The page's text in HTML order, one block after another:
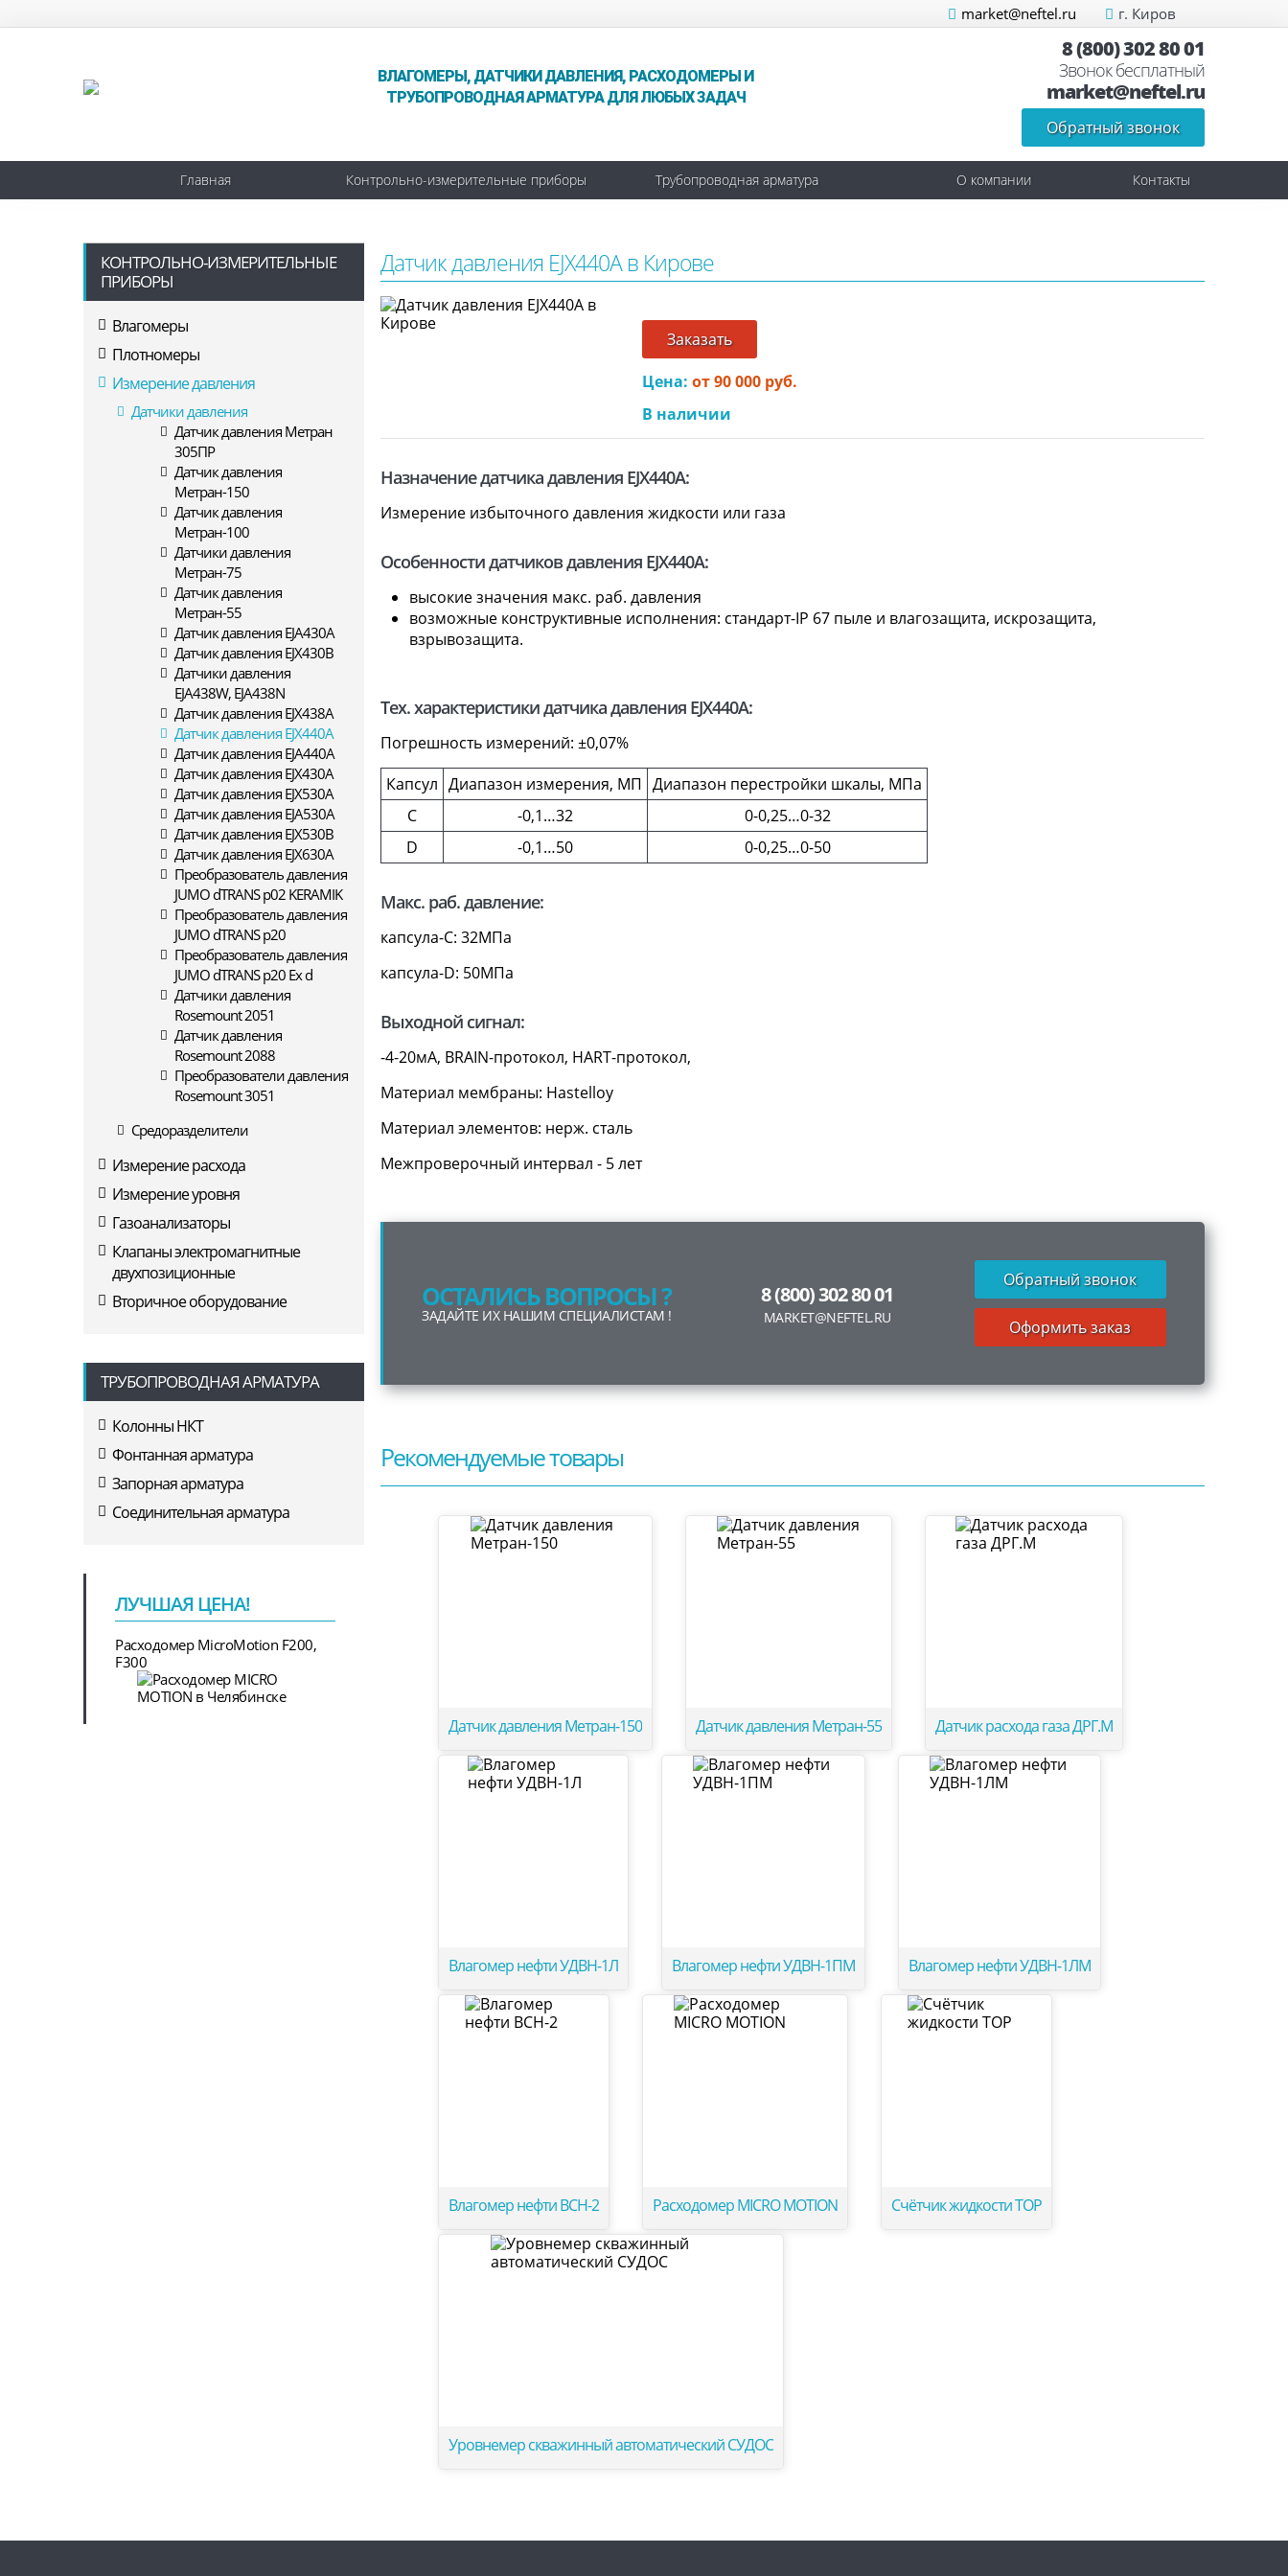
market@neftel.ru г. Киров
ВЛАГОМЕРЫ, ДАТЧИКИ ДАВЛЕНИЯ, РАСХОДОМЕРЫ И
ТРУБОПРОВОДНАЯ АРМАТУРА ДЛЯ ЛЮБЫХ ЗАДАЧ
8 (800) 302 80 01
Звонок бесплатный
market@neftel.ru
Обратный звонок
Главная Контрольно-измерительные приборы Трубопроводная арматура О компании Контакты
КОНТРОЛЬНО-ИЗМЕРИТЕЛЬНЫЕ
ПРИБОРЫ
Влагомеры
Плотномеры
Измерение давления
Датчики давления
Датчик давления Метран
305ПР
Датчик давления
Метран-150
Датчик давления
Метран-100
Датчики давления
Метран-75
Датчик давления
Метран-55
Датчик давления EJA430A
Датчик давления EJX430B
Датчики давления
EJA438W, EJA438N
Датчик давления EJX438A
Датчик давления EJX440A
Датчик давления EJA440A
Датчик давления EJX430A
Датчик давления EJX530A
Датчик давления EJA530A
Датчик давления EJX530B
Датчик давления EJX630A
Преобразователь давления
JUMO dTRANS p02 KERAMIK
Преобразователь давления
JUMO dTRANS p20
Преобразователь давления
JUMO dTRANS p20 Ex d
Датчики давления
Rosemount 2051
Датчик давления
Rosemount 2088
Преобразователи давления
Rosemount 3051
Средоразделители
Измерение расхода
Измерение уровня
Газоанализаторы
Клапаны электромагнитные
двухпозиционные
Вторичное оборудование
ТРУБОПРОВОДНАЯ АРМАТУРА
Колонны НКТ
Фонтанная арматура
Запорная арматура
Соединительная арматура
ЛУЧШАЯ ЦЕНА!
Расходомер MicroMotion F200,
F300
Датчик давления EJX440A в Кирове
Заказать
Цена:от 90 000 руб.
В наличии
Назначение датчика давления EJX440A:
Измерение избыточного давления жидкости или газа
Особенности датчиков давления EJX440A:
высокие значения макс. раб. давления
возможные конструктивные исполнения: стандарт-IP 67 пыле и влагозащита, искрозащита,
взрывозащита.
Тех. характеристики датчика давления EJX440A:
Погрешность измерений: ±0,07%
Капсул Диапазон измерения, МП Диапазон перестройки шкалы, МПа
C
-0,1…32
0-0,25…0-32
D
-0,1…50 0-0,25…0-50
Макс. раб. давление:
капсула-C: 32МПа
капсула-D: 50МПа
Выходной сигнал:
-4-20мА, BRAIN-протокол, HART-протокол,
Материал мембраны: Hastelloy
Материал элементов: нерж. сталь
Межпроверочный интервал - 5 лет
ОСТАЛИСЬ ВОПРОСЫ ?
ЗАДАЙТЕ ИХ НАШИМ СПЕЦИАЛИСТАМ !
8 (800) 302 80 01
MARKET@NEFTEL.RU
Обратный звонок
Оформить заказ
Рекомендуемые товары
Датчик давления Метран-150 Датчик давления Метран-55 Датчик расхода газа ДРГ.М
Влагомер нефти УДВН-1Л Влагомер нефти УДВН-1ПМ Влагомер нефти УДВН-1ЛМ
Влагомер нефти ВСН-2 Расходомер MICRO MOTION Счётчик жидкости ТОР
Уровнемер скважинный автоматический СУДОС